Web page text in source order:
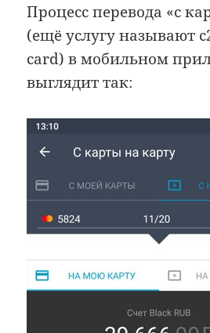
Процесс перевода «с
(ещё услугу называют
card) в мобильном
выглядит так: